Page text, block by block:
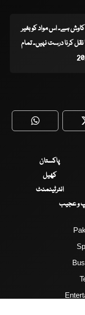
کاوش ہے۔ اس مواد کو بغیر
کرنا درست نہیں۔ تمام
WhatsApp
پاکستان
کھیل
انٹرٹینمنٹ
و عجیب